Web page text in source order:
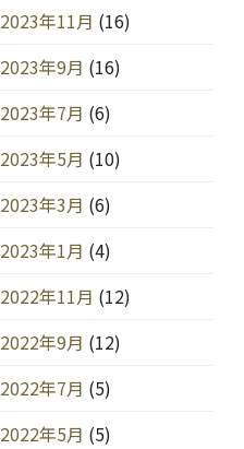
2023年11月 (16)
2023年9月 (16)
2023年7月 (6)
2023年5月 (10)
2023年3月 (6)
2023年1月 (4)
2022年11月 (12)
2022年9月 (12)
2022年7月 (5)
2022年5月 (5)